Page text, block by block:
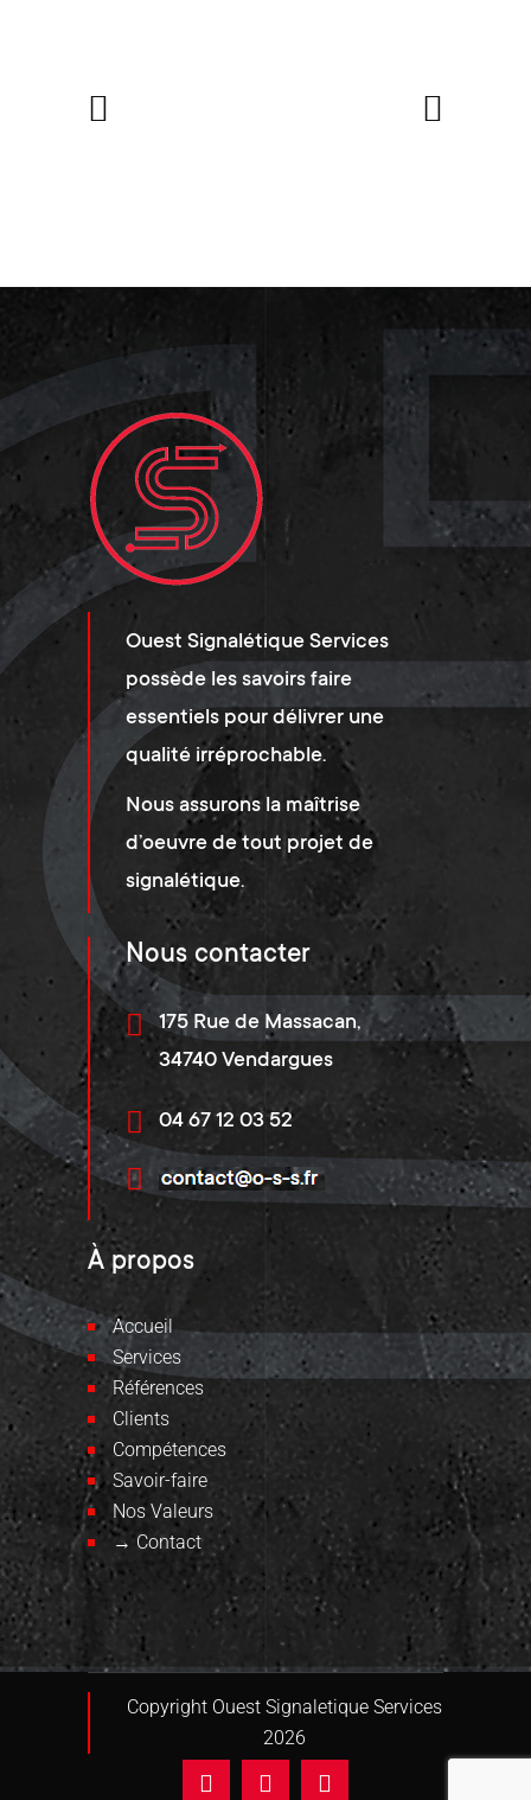
Ouest Signalétique Services
possède les savoirs faire
essentiels pour délivrer une
qualité irréprochable.
Nous assurons la maîtrise
d’oeuvre de tout projet de
signalétique.
Nous contacter
175 Rue de Massacan,
34740 Vendargues
04 67 12 03 52
À propos
Accueil
Services
Références
Clients
Compétences
Savoir-faire
Nos Valeurs
→ Contact
Copyright Ouest Signaletique Services
2026